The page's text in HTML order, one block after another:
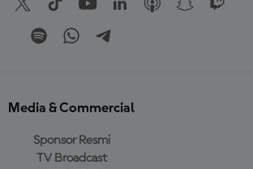
Media & Commercial
Sponsor Resmi
TV Broadcast